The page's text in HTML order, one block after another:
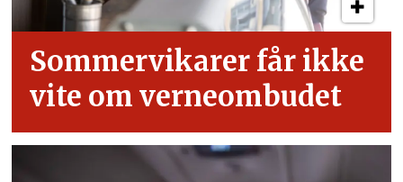
Sommervikarer får ikke
vite om verneombudet